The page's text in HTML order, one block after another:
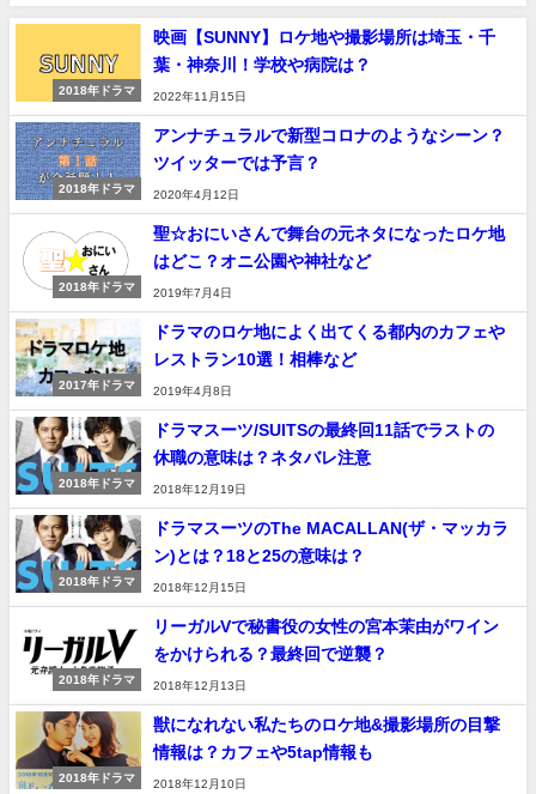
2018年ドラマ
映画【SUNNY】ロケ地や撮影場所は埼玉・千
葉・神奈川！学校や病院は？
2022年11月15日
2018年ドラマ
アンナチュラルで新型コロナのようなシーン？
ツイッターでは予言？
2020年4月12日
2018年ドラマ
聖☆おにいさんで舞台の元ネタになったロケ地
はどこ？オニ公園や神社など
2019年7月4日
2017年ドラマ
ドラマのロケ地によく出てくる都内のカフェや
レストラン10選！相棒など
2019年4月8日
2018年ドラマ
ドラマスーツ/SUITSの最終回11話でラストの
休職の意味は？ネタバレ注意
2018年12月19日
2018年ドラマ
ドラマスーツのThe MACALLAN(ザ・マッカラ
ン)とは？18と25の意味は？
2018年12月15日
2018年ドラマ
リーガルVで秘書役の女性の宮本茉由がワイン
をかけられる？最終回で逆襲？
2018年12月13日
2018年ドラマ
獣になれない私たちのロケ地&撮影場所の目撃
情報は？カフェや5tap情報も
2018年12月10日